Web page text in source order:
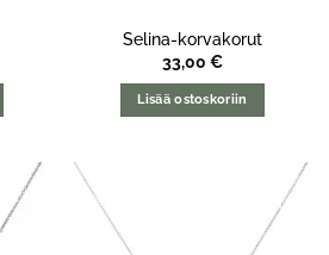
Selina-korvakorut
33,00 €
Lisää ostoskoriin